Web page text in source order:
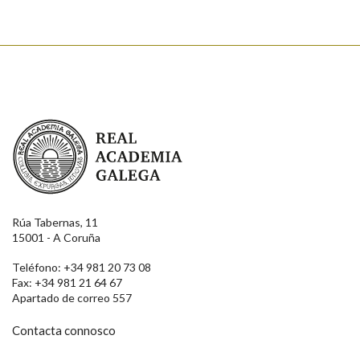
Real Academia Galega
Rúa Tabernas, 11
15001 - A Coruña
Teléfono: +34 981 20 73 08
Fax: +34 981 21 64 67
Apartado de correo 557
Contacta connosco